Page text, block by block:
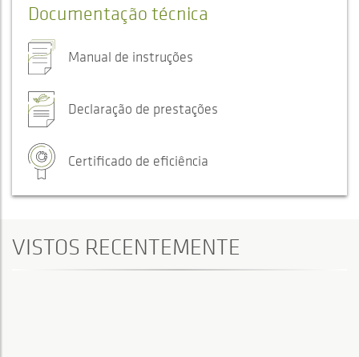
Documentação técnica
Manual de instruções
Declaração de prestações
Certificado de eficiência
VISTOS RECENTEMENTE